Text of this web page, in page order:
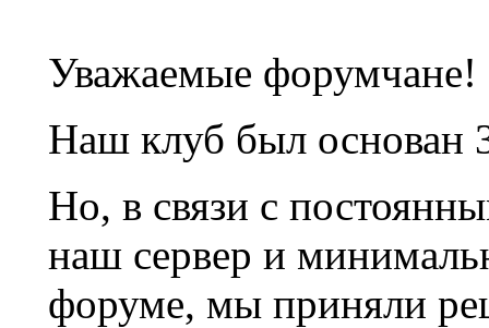
Уважаемые форумчане!
Наш клуб был основан
Но, в связи с
наш сервер и
форуме, мы приняли